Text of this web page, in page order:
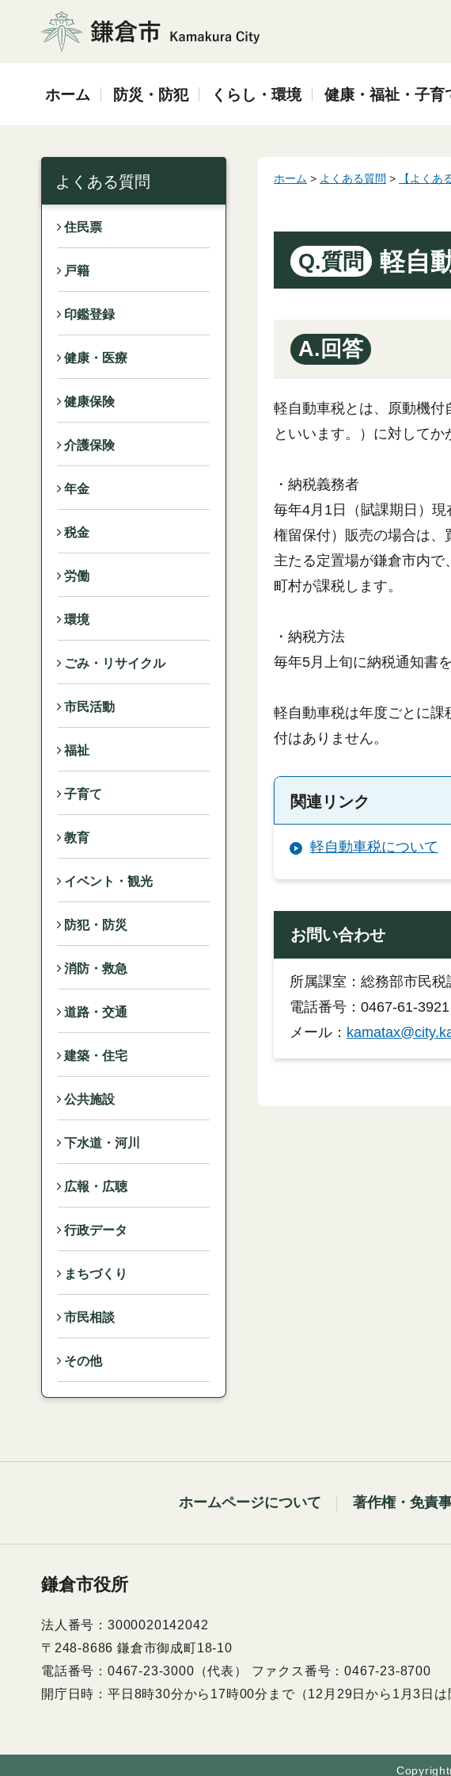
鎌倉市
ホーム 防災・防犯 くらし・環境 健康・福祉・子育
よくある質問
住民票
戸籍
印鑑登録
健康・医療
健康保険
介護保険
年金
税金
労働
環境
ごみ・リサイクル
市民活動
福祉
子育て
教育
イベント・観光
防犯・防災
消防・救急
道路・交通
建築・住宅
公共施設
下水道・河川
広報・広聴
行政データ
まちづくり
市民相談
その他
ホーム > よくある質問 > 【よくあ
Q.質問 軽自
A.回答
軽自動車税とは、原動機付
といいます。）に対してか
・納税義務者
毎年4月1日（賦課期日）
権留保付）販売の場合は、
主たる定置場が鎌倉市内
町村が課税します。
・納税方法
毎年5月上旬に納税通知書
軽自動車税は年度ごとに課
付はありません。
関連リンク
軽自動車税について
お問い合わせ
所属課室：総務部市民税
電話番号：0467-61-
メール：
ホームページについて 著作権・免責
鎌倉市役所
法人番号：3000020142042
〒248-8686 鎌倉市御成町18-10
電話番号：0467-23-3000（代表） ファクス番号：0467-23-8700
開庁日時：平日8時30分から17時00分まで（12月29日から1月3日は